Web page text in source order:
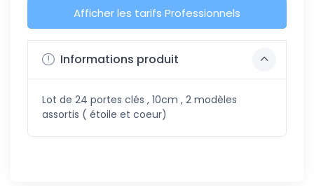
Afficher les tarifs Professionnels
Informations produit
Lot de 24 portes clés , 10cm , 2 modèles
assortis ( étoile et coeur)